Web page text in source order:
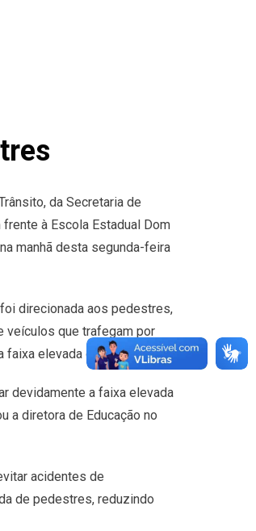
da Secretaria de
frente à Escola Estadual Dom
manhã desta segunda-feira
direcionada aos pedestres,
veículos que trafegam por
faixa elevada de pedestres.
devidamente a faixa elevada
a diretora de Educação no
acidentes de
de pedestres, reduzindo